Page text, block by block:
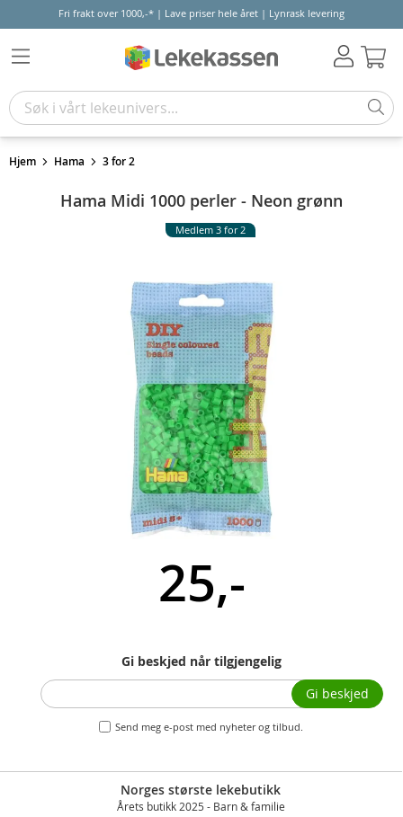
Fri frakt over 1000,-* | Lave priser hele året | Lynrask levering
Hjem Hama 3 for 2
Hama Midi 1000 perler - Neon grønn
Medlem 3 for 2
25,-
Gi beskjed når tilgjengelig
Send meg e-post med nyheter og tilbud.
Gi beskjed
Norges største lekebutikk
Årets butikk 2025 - Barn & familie